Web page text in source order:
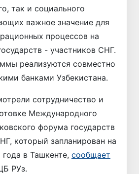
так и социального
важное значение для
процессов на
- участников СНГ.
реализуются совместно
банками Узбекистана.
сотрудничество и
Международного
форума государств
который запланирован на
в Ташкенте, сообщает
РУз.